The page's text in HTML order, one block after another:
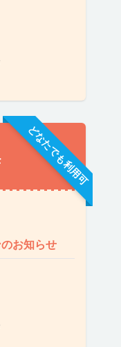
どなたでも利用可
お知らせ